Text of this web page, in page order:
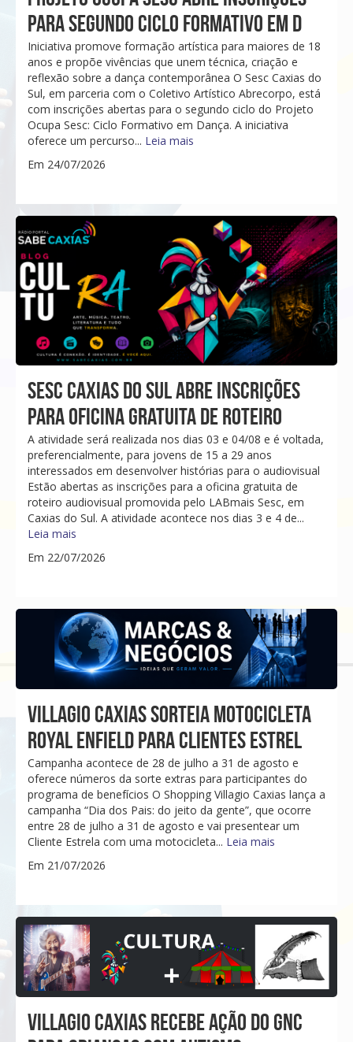
PARA SEGUNDO CICLO FORMATIVO EM D
Iniciativa promove formação artística para maiores de 18
anos e propõe vivências que unem técnica, criação e
reflexão sobre a dança contemporânea O Sesc Caxias do
Sul, em parceria com o Coletivo Artístico Abrecorpo, está
com inscrições abertas para o segundo ciclo do Projeto
Ocupa Sesc: Ciclo Formativo em Dança. A iniciativa
oferece um percurso... Leia mais
Em 24/07/2026
SESC CAXIAS DO SUL ABRE INSCRIÇÕES
PARA OFICINA GRATUITA DE ROTEIRO
A atividade será realizada nos dias 03 e 04/08 e é voltada,
preferencialmente, para jovens de 15 a 29 anos
interessados em desenvolver histórias para o audiovisual
Estão abertas as inscrições para a oficina gratuita de
roteiro audiovisual promovida pelo LABmais Sesc, em
Caxias do Sul. A atividade acontece nos dias 3 e 4 de...
Leia mais
Em 22/07/2026
VILLAGIO CAXIAS SORTEIA MOTOCICLETA
ROYAL ENFIELD PARA CLIENTES ESTREL
Campanha acontece de 28 de julho a 31 de agosto e
oferece números da sorte extras para participantes do
programa de benefícios O Shopping Villagio Caxias lança a
campanha “Dia dos Pais: do jeito da gente”, que ocorre
entre 28 de julho a 31 de agosto e vai presentear um
Cliente Estrela com uma motocicleta... Leia mais
Em 21/07/2026
VILLAGIO CAXIAS RECEBE AÇÃO DO GNC